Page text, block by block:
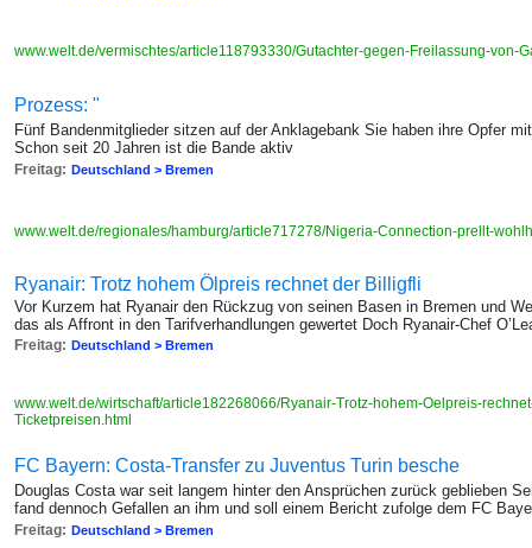
www.welt.de/vermischtes/article118793330/Gutachter-gegen-Freilassung-von-
Prozess: "
Fünf Bandenmitglieder sitzen auf der Anklagebank Sie haben ihre Opfer
Schon seit 20 Jahren ist die Bande aktiv
Freitag: Deutschland > Bremen
www.welt.de/regionales/hamburg/article717278/Nigeria-Connection-prellt-
Ryanair: Trotz hohem Ölpreis rechnet der Billigfli
Vor Kurzem hat Ryanair den Rückzug von seinen Basen in Bremen und
das als Affront in den Tarifverhandlungen gewertet Doch Ryanair-Chef
Freitag: Deutschland > Bremen
www.welt.de/wirtschaft/article182268066/Ryanair-Trotz-hohem-Oelpreis-
Ticketpreisen.html
FC Bayern: Costa-Transfer zu Juventus Turin besche
Douglas Costa war seit langem hinter den Ansprüchen zurück geblieben
fand dennoch Gefallen an ihm und soll einem Bericht zufolge dem FC
Freitag: Deutschland > Bremen